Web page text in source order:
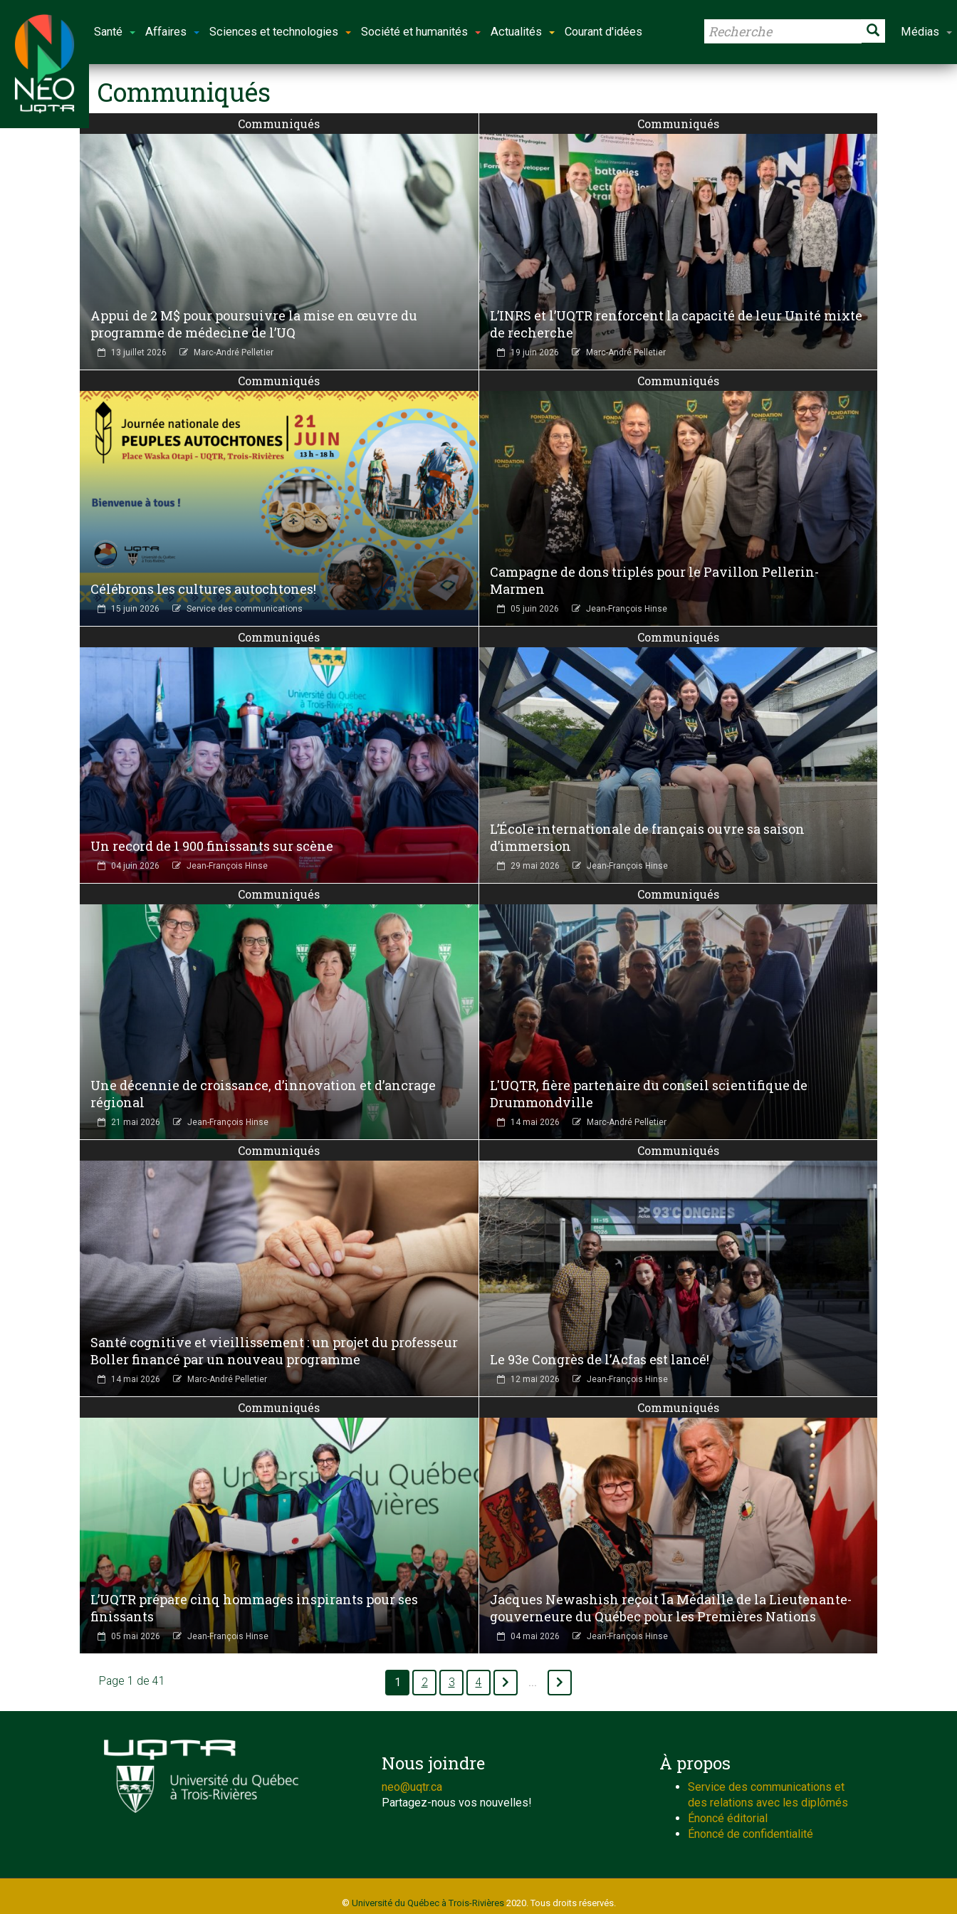
Santé Affaires Sciences et technologies Société et humanités Actualités Courant d'idées Médias
Communiqués
Communiqués
Appui de 2 M$ pour poursuivre la mise en œuvre du
programme de médecine de l’UQ
13 juillet 2026 Marc-André Pelletier
Communiqués
L’INRS et l’UQTR renforcent la capacité de leur Unité mixte
de recherche
19 juin 2026 Marc-André Pelletier
Communiqués
Célébrons les cultures autochtones!
15 juin 2026 Service des communications
Communiqués
Campagne de dons triplés pour le Pavillon Pellerin-
Marmen
05 juin 2026 Jean-François Hinse
Communiqués
Un record de 1 900 finissants sur scène
04 juin 2026 Jean-François Hinse
Communiqués
L’École internationale de français ouvre sa saison
d’immersion
29 mai 2026 Jean-François Hinse
Communiqués
Une décennie de croissance, d’innovation et d’ancrage
régional
21 mai 2026 Jean-François Hinse
Communiqués
L'UQTR, fière partenaire du conseil scientifique de
Drummondville
14 mai 2026 Marc-André Pelletier
Communiqués
Santé cognitive et vieillissement : un projet du professeur
Boller financé par un nouveau programme
14 mai 2026 Marc-André Pelletier
Communiqués
Le 93e Congrès de l’Acfas est lancé!
12 mai 2026 Jean-François Hinse
Communiqués
L’UQTR prépare cinq hommages inspirants pour ses
finissants
05 mai 2026 Jean-François Hinse
Communiqués
Jacques Newashish reçoit la Médaille de la Lieutenante-
gouverneure du Québec pour les Premières Nations
04 mai 2026 Jean-François Hinse
Page 1 de 41 1 2 3 4
Nous joindre
neo@uqtr.ca
Partagez-nous vos nouvelles!
À propos
Service des communications et
des relations avec les diplômés
Énoncé éditorial
Énoncé de confidentialité
© Université du Québec à Trois-Rivières2020. Tous droits réservés.